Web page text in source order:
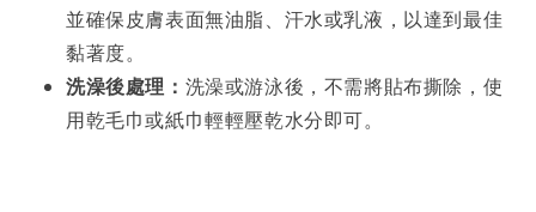
並確保皮膚表面無油脂、汗水或乳液，以達到最佳
黏著度。
洗澡後處理： 洗澡或游泳後，不需將貼布撕除，使
用乾毛巾或紙巾輕輕壓乾水分即可。